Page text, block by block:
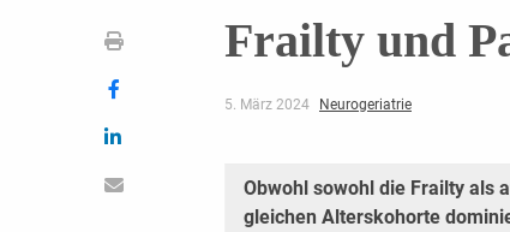
Frailty und
5. März 2024 Neurogeriatrie
Obwohl sowohl die Frailty als
gleichen Alterskohorte